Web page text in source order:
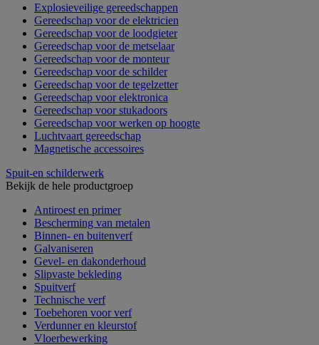
Explosieveilige gereedschappen
Gereedschap voor de elektricien
Gereedschap voor de loodgieter
Gereedschap voor de metselaar
Gereedschap voor de monteur
Gereedschap voor de schilder
Gereedschap voor de tegelzetter
Gereedschap voor elektronica
Gereedschap voor stukadoors
Gereedschap voor werken op hoogte
Luchtvaart gereedschap
Magnetische accessoires
Spuit-en schilderwerk
Bekijk de hele productgroep
Antiroest en primer
Bescherming van metalen
Binnen- en buitenverf
Galvaniseren
Gevel- en dakonderhoud
Slipvaste bekleding
Spuitverf
Technische verf
Toebehoren voor verf
Verdunner en kleurstof
Vloerbewerking